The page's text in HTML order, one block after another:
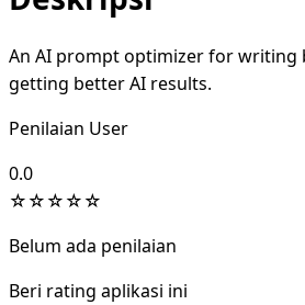
An AI prompt optimizer for writing
getting better AI results.
Penilaian User
0.0
☆☆☆☆☆
Belum ada penilaian
Beri rating aplikasi ini